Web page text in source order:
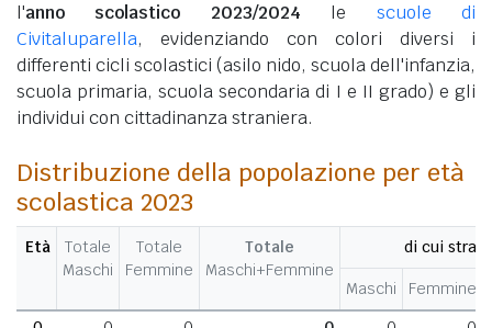
l'anno scolastico 2023/2024 le scuole di
Civitaluparella, evidenziando con colori diversi i
differenti cicli scolastici (asilo nido, scuola dell'infanzia,
scuola primaria, scuola secondaria di I e II grado) e gli
individui con cittadinanza straniera.
Distribuzione della popolazione per età
scolastica 2023
Età
Totale
Maschi
Totale
Femmine
Totale
Maschi+Femmine
di cui
Maschi Femmine